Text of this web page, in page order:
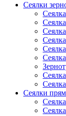
Сеялки
Сеялки